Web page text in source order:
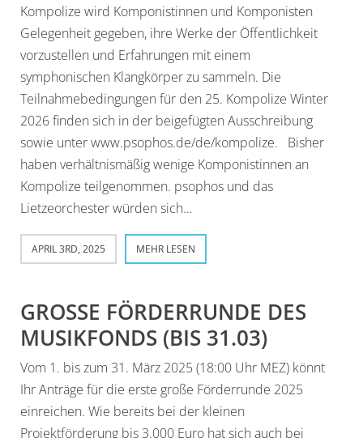
Kompolize wird Komponistinnen und Komponisten
Gelegenheit gegeben, ihre Werke der Öffentlichkeit
vorzustellen und Erfahrungen mit einem
symphonischen Klangkörper zu sammeln. Die
Teilnahmebedingungen für den 25. Kompolize Winter
2026 finden sich in der beigefügten Ausschreibung
sowie unter www.psophos.de/de/kompolize. Bisher
haben verhältnismäßig wenige Komponistinnen an
Kompolize teilgenommen. psophos und das
Lietzeorchester würden sich…
APRIL 3RD, 2025 MEHR LESEN
GROSSE FÖRDERRUNDE DES M
USIKFONDS (BIS 31.03)
Vom 1. bis zum 31. März 2025 (18:00 Uhr MEZ) könnt
Ihr Anträge für die erste große Förderrunde 2025
einreichen. Wie bereits bei der kleinen
Projektförderung bis 3.000 Euro hat sich auch bei